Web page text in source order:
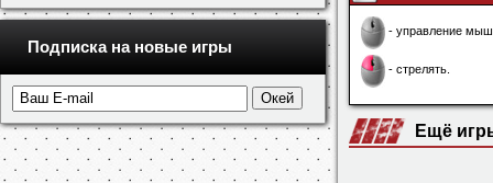
Подписка на новые игры
- управление